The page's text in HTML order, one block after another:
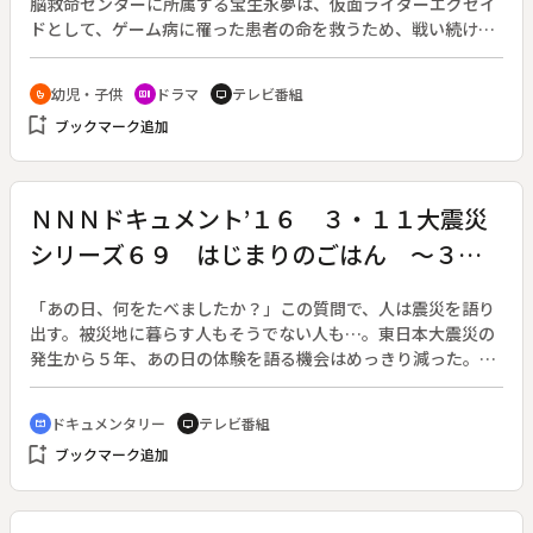
ドとして、ゲーム病に罹った患者の命を救うため、戦い続け
る。平成仮面ライダーシリーズの第１８作。原作：石ノ森章太
郎。（２０１６年１０月２日～２０１７年８月２７日放送、全
４５回）◆第１回。西暦２０００年、人体に寄生し、成長する
ことで怪人を生み出すゲーム病を発症させる新種のコンピュー
衛生省は、人知れずこの脅威と戦う組織「ＣＲ（電脳救命セン
ター）」を設立。ＣＲのエージェント、仮野明日那（松田る
か）はバグスターを倒すことのできる仮面ライダーの適合者を
探していた。一方、人の命を救いたいと医者の道を選び、聖都
日々研修医として奮闘していた。ある日、永夢は、担当する患
者にバグスターウイルスを発見するが、院長命令により担当を
外されてしまう。しかし、遂にゲーム病が発症し、患者の体は
イドに変身する。明日那が探していた仮面ライダーの適合者は
永夢だったのだ。
crib 幼児・子供 recent_actors ドラマ tv テレビ番組
bookmark_add ブックマーク追加
ＮＮＮドキュメント’１６ ３・１１大震災
シリーズ６９ はじまりのごはん ～３．
「あの日、何をたべましたか？」この質問で、人は震災を語り
出す。被災地に暮らす人もそうでない人も…。東日本大震災の
発生から５年、あの日の体験を語る機会はめっきり減った。時
の経過によって共感は薄れ、震災は風化していく。番組では、
震災直後に撮影された“生活写真”の展示イベントを取材。来場
者は写真を見て蘇る自らの体験、戒め、感謝の言葉を付箋にし
たため、残した。「はじまりのごはん」は、誰もが“自分ご
cinematic_blur ドキュメンタリー tv テレビ番組
bookmark_add ブックマーク追加